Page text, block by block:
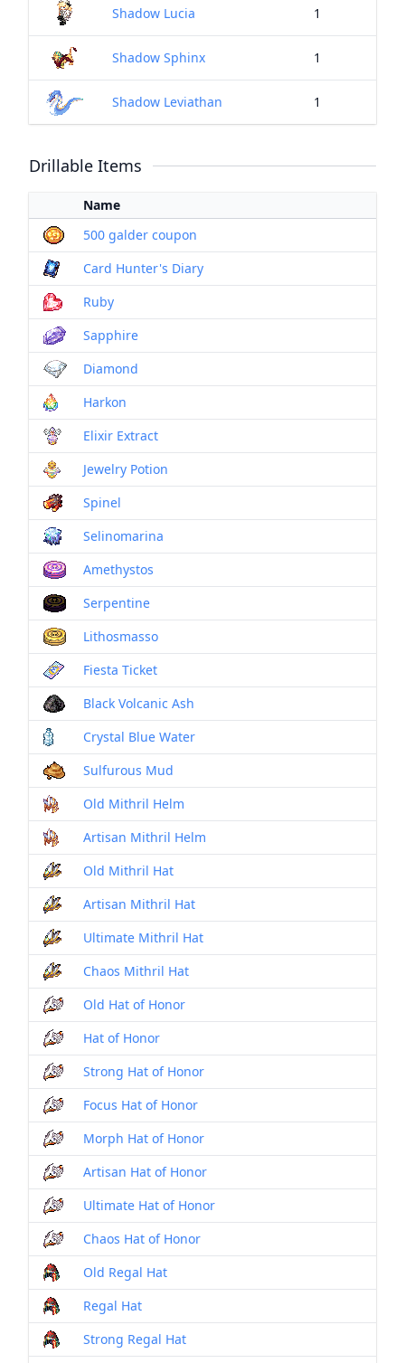
Shadow Lucia 1
Shadow Sphinx 1
Shadow Leviathan 1
Drillable Items
Name
500 galder coupon
Card Hunter's Diary
Ruby
Sapphire
Diamond
Harkon
Elixir Extract
Jewelry Potion
Spinel
Selinomarina
Amethystos
Serpentine
Lithosmasso
Fiesta Ticket
Black Volcanic Ash
Crystal Blue Water
Sulfurous Mud
Old Mithril Helm
Artisan Mithril Helm
Old Mithril Hat
Artisan Mithril Hat
Ultimate Mithril Hat
Chaos Mithril Hat
Old Hat of Honor
Hat of Honor
Strong Hat of Honor
Focus Hat of Honor
Morph Hat of Honor
Artisan Hat of Honor
Ultimate Hat of Honor
Chaos Hat of Honor
Old Regal Hat
Regal Hat
Strong Regal Hat